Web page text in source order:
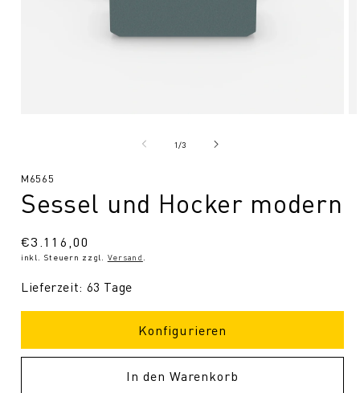
1/von
3
SKU:
M6565
Sessel und Hocker modern
Normaler
Preis
€3.116,00
inkl. Steuern zzgl. Versand
Lieferzeit: 63 Tage
Konfigurieren
In den Warenkorb